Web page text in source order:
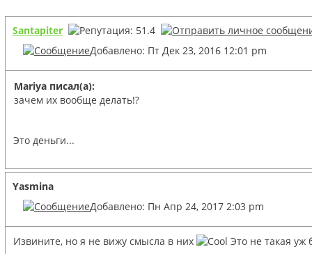
Santapiter
Добавлено: Пт Дек 23, 2016 12:01 pm
Mariya писал(а):
зачем их вообще делать!?
Это деньги...
Yasmina
Добавлено: Пн Апр 24, 2017 2:03 pm
Извините, но я не вижу смысла в них Это не такая уж